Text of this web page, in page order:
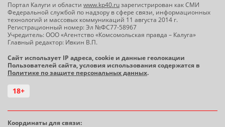
Портал Калуги и области www.kp40.ruзарегистрирован как СМИ
Федеральной службой по надзору в сфере связи, информационных
технологий и массовых коммуникаций 11 августа 2014 г.
Регистрационный номер: Эл №ФС77-58967
Учредитель: ООО «Агентство «Комсомольская правда – Калуга»
Главный редактор: Ивкин В.П.
Сайт использует IP адреса, cookie и данные геолокации
Пользователей сайта, условия использования содержатся в
Политике по защите персональных данных.
18+
Координаты для связи: